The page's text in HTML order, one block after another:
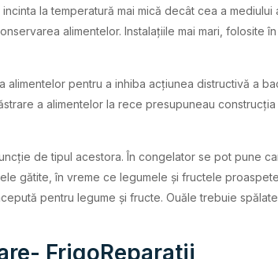
la temperatură mai mică decât cea a
alimentelor. Instalațiile mai mari, folosite
pentru a inhiba acțiunea distructivă a
a alimentelor la rece presupuneau
de tipul acestora. În congelator se pot pune
gătite, în vreme ce legumele și fructele
pentru legume și fructe. Ouăle trebuie
FrigoReparatii